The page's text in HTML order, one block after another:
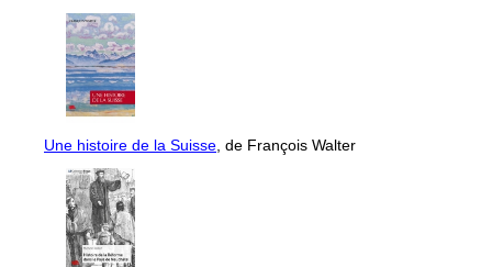
Une histoire de la Suisse , de François Walter